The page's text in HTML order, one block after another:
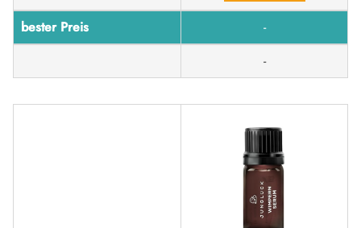
bester Preis
-
-